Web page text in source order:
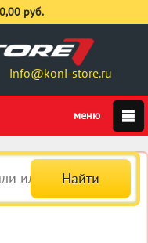
info@koni-store.ru
0,00 руб.